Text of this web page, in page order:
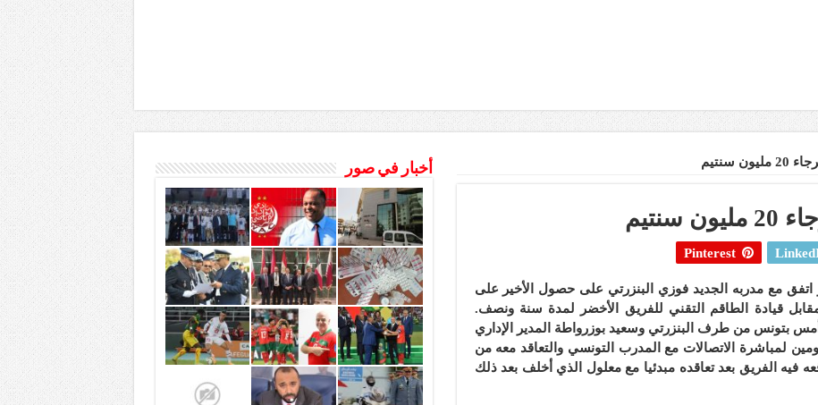
سنتيم
Pinterest
مع مدربه الجديد فوزي البنزرتي على حصول الأخير على
مليون سنتيم مقابل قيادة الطاقم التقني للفريق الأخضر لمدة سنة ونصف.
بتونس من طرف البنزرتي وسعيد بوزرواطة المدير الإداري
لمباشرة الاتصالات مع المدرب التونسي والتعاقد معه من
فيه الفريق بعد تعاقده مبدئيا مع معلول الذي أخلف بعد ذلك
أخبار في صور